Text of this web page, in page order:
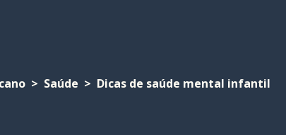
Saúde Dicas de saúde mental infantil